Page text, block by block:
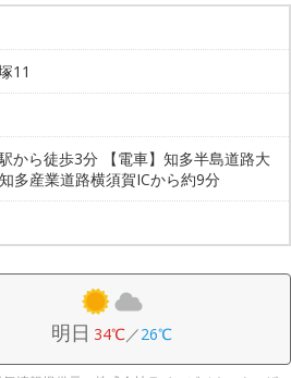
11
から徒歩3分 【電車】知多半島道路大
多産業道路横須賀ICから約9分
明日 34℃／26℃